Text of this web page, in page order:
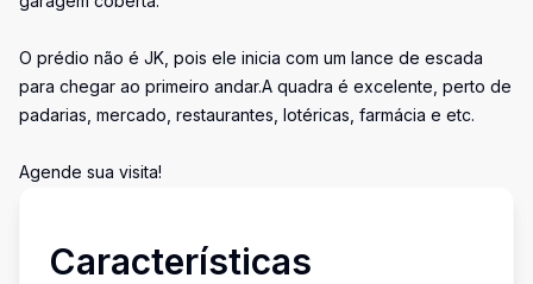
O prédio não é JK, pois ele inicia com um lance de escada
para chegar ao primeiro andar.A quadra é excelente, perto de
padarias, mercado, restaurantes, lotéricas, farmácia e etc.
Agende sua visita!
Características